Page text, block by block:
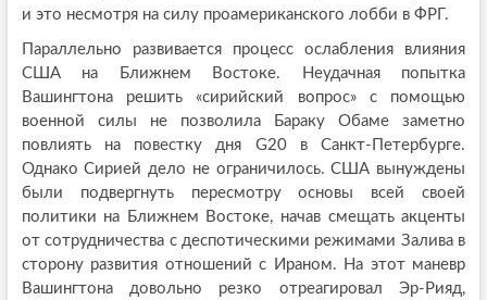
и это несмотря на силу проамериканского лобби в ФРГ.
Параллельно развивается процесс ослабления влияния
США на Ближнем Востоке. Неудачная попытка
Вашингтона решить «сирийский вопрос» с помощью
военной силы не позволила Бараку Обаме заметно
повлиять на повестку дня G20 в Санкт-Петербурге.
Однако Сирией дело не ограничилось. США вынуждены
были подвергнуть пересмотру основы всей своей
политики на Ближнем Востоке, начав смещать акценты
от сотрудничества с деспотическими режимами Залива в
сторону развития отношений с Ираном. На этот маневр
Вашингтона довольно резко отреагировал Эр-Рияд,